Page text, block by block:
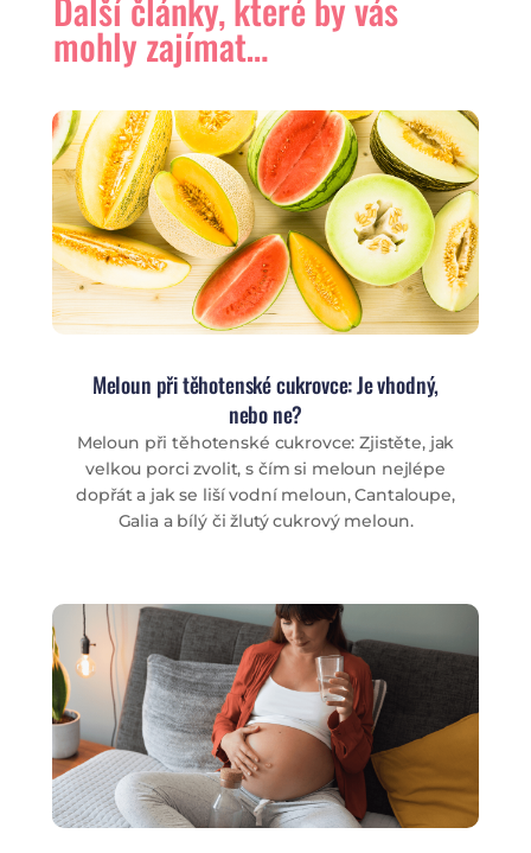
mohly zajímat…
Meloun při těhotenské cukrovce: Je vhodný,
nebo ne?
Meloun při těhotenské cukrovce: Zjistěte, jak
velkou porci zvolit, s čím si meloun nejlépe
dopřát a jak se liší vodní meloun, Cantaloupe,
Galia a bílý či žlutý cukrový meloun.